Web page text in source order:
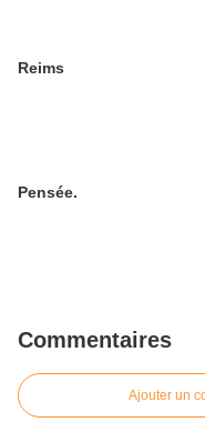
Reims
Pensée.
Commentaires
Ajouter un